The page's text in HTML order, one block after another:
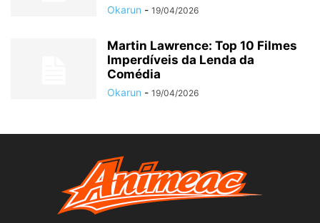
Okarun - 19/04/2026
Martin Lawrence: Top 10 Filmes
Imperdíveis da Lenda da
Comédia
Okarun - 19/04/2026